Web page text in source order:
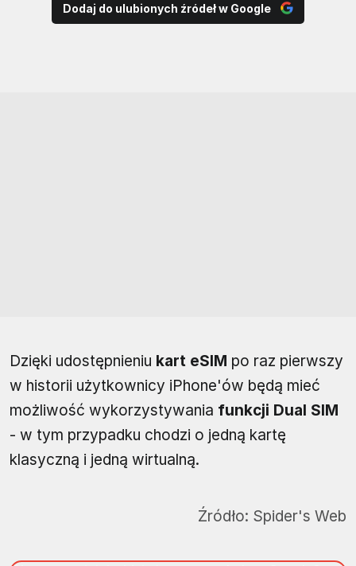
Dodaj do ulubionych źródeł w Google
Dzięki udostępnieniu kart eSIM po raz pierwszy
w historii użytkownicy iPhone'ów będą mieć
możliwość wykorzystywania funkcji Dual SIM
- w tym przypadku chodzi o jedną kartę
klasyczną i jedną wirtualną.
Źródło: Spider's Web